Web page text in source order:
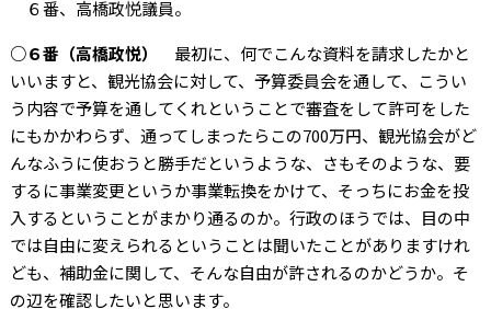
６番、高橋政悦議員。
○６番（高橋政悦）
最初に、何でこんな資料を請求したかと
いいますと、観光協会に対して、予算委員会を通して、こうい
う内容で予算を通してくれということで審査をして許可をした
にもかかわらず、通ってしまったらこの700万円、観光協会がど
んなふうに使おうと勝手だというような、さもそのような、要
するに事業変更というか事業転換をかけて、そっちにお金を投
入するということがまかり通るのか。行政のほうでは、目の中
では自由に変えられるということは聞いたことがありますけれ
ども、補助金に関して、そんな自由が許されるのかどうか。そ
の辺を確認したいと思います。